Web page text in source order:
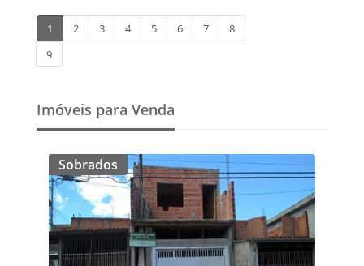
1 2 3 4 5 6 7
8
9
Imóveis para Venda
Sobrados